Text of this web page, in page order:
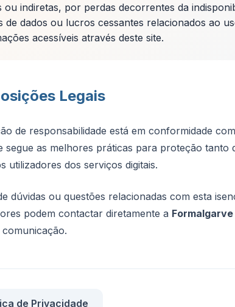
ou indiretas, por perdas decorrentes da
de dados ou lucros cessantes relacionados ao
acessíveis através deste site.
Legais
de responsabilidade está em conformidade
segue as melhores práticas para proteção tanto
utilizadores dos serviços digitais.
dúvidas ou questões relacionadas com esta
podem contactar diretamente a Formalgarve
de Privacidade